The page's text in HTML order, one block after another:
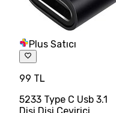
Plus Satıcı
99 TL
5233 Type C Usb 3.1